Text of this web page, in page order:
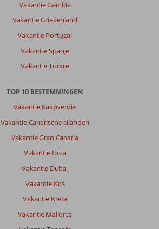
Vakantie Gambia
Vakantie Griekenland
Vakantie Portugal
Vakantie Spanje
Vakantie Turkije
TOP 10 BESTEMMINGEN
Vakantie Kaapverdië
Vakantie Canarische eilanden
Vakantie Gran Canaria
Vakantie Ibiza
Vakantie Dubai
Vakantie Kos
Vakantie Kreta
Vakantie Mallorca